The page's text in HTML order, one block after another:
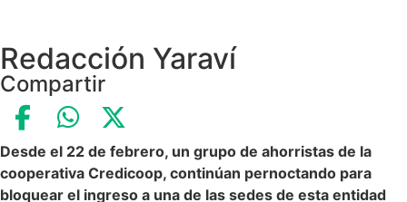
Redacción Yaraví
Compartir
Desde el 22 de febrero, un grupo de ahorristas de la
cooperativa Credicoop, continúan pernoctando para
bloquear el ingreso a una de las sedes de esta entidad